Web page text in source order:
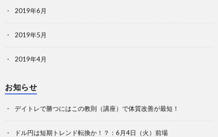
2019年6月
2019年5月
2019年4月
お知らせ
デイトレで勝つにはこの教則（講座）で体質改善が最短！
ドル円は短期トレンド転換か！？：6月4日（火）前場